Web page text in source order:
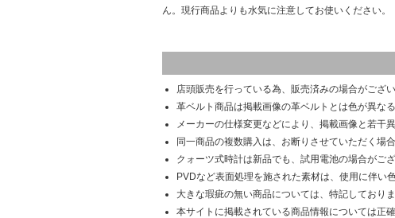
ん。現行商品よりも水気に注意してお使いください。
店頭販売を行っている為、販売済みの場合がござい
革ベルト商品は掲載画像の革ベルトとは色が異な
メーカーの仕様変更などにより、掲載画像と若干
同一商品の複数購入は、お断りさせていただく場合
クォーツ式時計は新品でも、試用電池の場合がご
PVDなど表面処理を施された素材は、使用に伴い
大きな瑕疵の無い商品については、特記しており
本サイトに掲載されている商品情報については正